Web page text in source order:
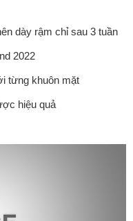
dày rậm chỉ sau 3 tuần
2022
từng khuôn mặt
hiệu quả